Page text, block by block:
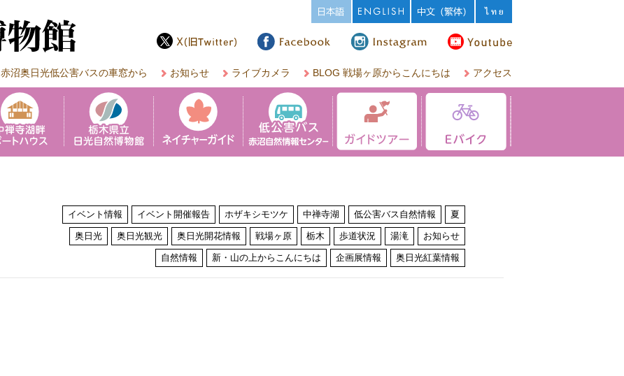
赤沼奥日光低公害バスの車窓から お知らせ ライブカメラ BLOG 戦場ヶ原からこんにちは アクセス
イベント情報 イベント開催報告 ホザキシモツケ 中禅寺湖 低公害バス自然情報 夏
奥日光 奥日光観光 奥日光開花情報 戦場ヶ原 栃木 歩道状況 湯滝 お知らせ
自然情報 新・山の上からこんにちは 企画展情報 奥日光紅葉情報